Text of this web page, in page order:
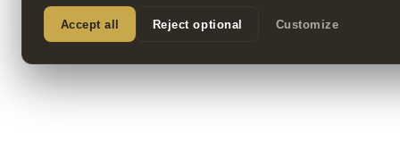
Accept all Reject optional Customize